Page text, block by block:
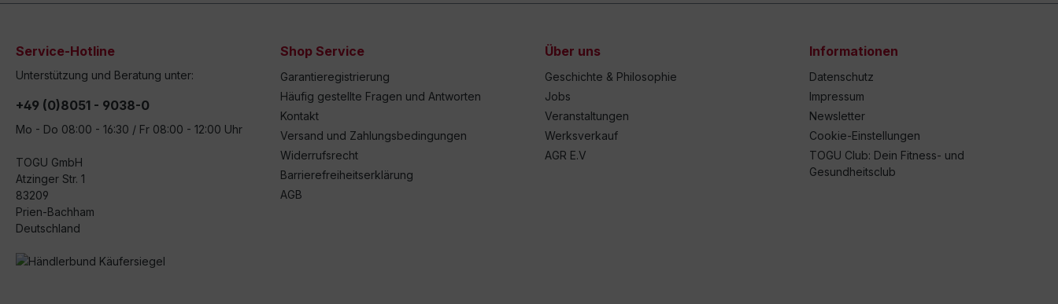
Service-Hotline
Unterstützung und Beratung unter:
+49 (0)8051 - 9038-0
Mo - Do 08:00 - 16:30 / Fr 08:00 - 12:00 Uhr
TOGU GmbH
Atzinger Str. 1
83209
Prien-Bachham
Deutschland
Shop Service
Garantieregistrierung
Häufig gestellte Fragen und Antworten
Kontakt
Versand und Zahlungsbedingungen
Widerrufsrecht
Barrierefreiheitserklärung
AGB
Über uns
Geschichte & Philosophie
Jobs
Veranstaltungen
Werksverkauf
AGR E.V
Informationen
Datenschutz
Impressum
Newsletter
Cookie-Einstellungen
TOGU Club: Dein Fitness- und
Gesundheitsclub